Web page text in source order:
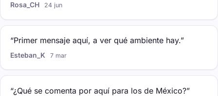
Rosa_CH 24 jun
“Primer mensaje aquí, a ver qué ambiente hay.”
Esteban_K 7 mar
“¿Qué se comenta por aquí para los de México?”